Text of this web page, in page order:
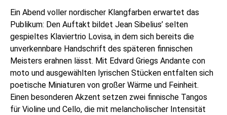
Ein Abend voller nordischer Klangfarben erwartet das
Publikum: Den Auftakt bildet Jean Sibelius’ selten
gespieltes Klaviertrio Lovisa, in dem sich bereits die
unverkennbare Handschrift des späteren finnischen
Meisters erahnen lässt. Mit Edvard Griegs Andante con
moto und ausgewählten lyrischen Stücken entfalten sich
poetische Miniaturen von großer Wärme und Feinheit.
Einen besonderen Akzent setzen zwei finnische Tangos
für Violine und Cello, die mit melancholischer Intensität